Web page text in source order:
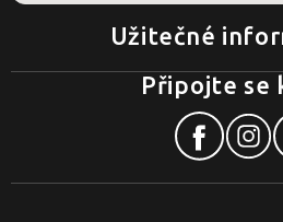
Užitečné
Připojte se